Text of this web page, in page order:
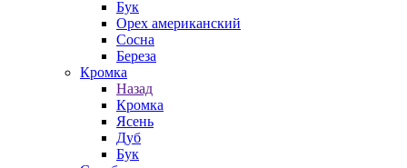
Бук
Орех американский
Сосна
Береза
Кромка
Назад
Кромка
Ясень
Дуб
Бук